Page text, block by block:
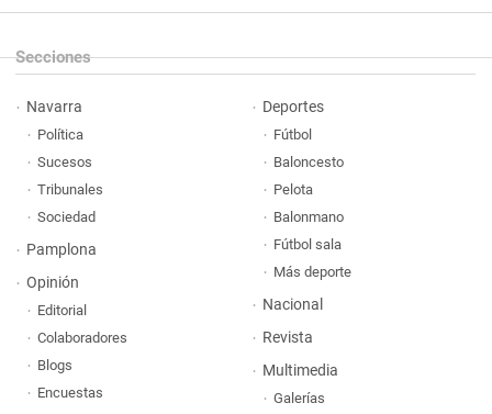
Secciones
Navarra
Política
Sucesos
Tribunales
Sociedad
Pamplona
Opinión
Editorial
Colaboradores
Blogs
Encuestas
Deportes
Fútbol
Baloncesto
Pelota
Balonmano
Fútbol sala
Más deporte
Nacional
Revista
Multimedia
Galerías